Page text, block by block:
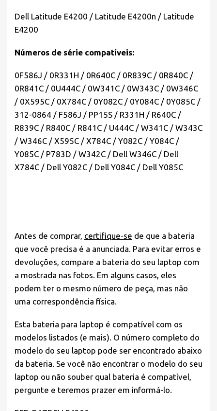
Dell Latitude E4200 / Latitude E4200n / Latitude
E4200
Números de série compatíveis:
0F586J / 0R331H / 0R640C / 0R839C / 0R840C /
0R841C / 0U444C / 0W341C / 0W343C / 0W346C
/ 0X595C / 0X784C / 0Y082C / 0Y084C / 0Y085C /
312-0864 / F586J / PP15S / R331H / R640C /
R839C / R840C / R841C / U444C / W341C / W343C
/ W346C / X595C / X784C / Y082C / Y084C /
Y085C / P783D / W342C / Dell W346C / Dell
X784C / Dell Y082C / Dell Y084C / Dell Y085C
Antes de comprar, certifique-se de que a bateria
que você precisa é a anunciada. Para evitar erros e
devoluções, compare a bateria do seu laptop com
a mostrada nas fotos. Em alguns casos, eles
podem ter o mesmo número de peça, mas não
uma correspondência física.
Esta bateria para laptop é compatível com os
modelos listados (e mais). O número completo do
modelo do seu laptop pode ser encontrado abaixo
da bateria. Se você não encontrar o modelo do seu
laptop ou não souber qual bateria é compatível,
pergunte e teremos prazer em informá-lo.